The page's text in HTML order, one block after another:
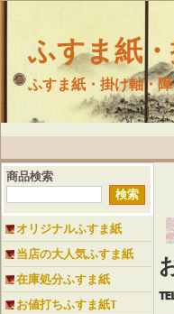
ふすま紙
ふすま紙・掛け軸・
商品検索
オリジナルふすま紙
当店の大人気ふすま紙
在庫処分ふすま紙
お値打ちふすま紙T